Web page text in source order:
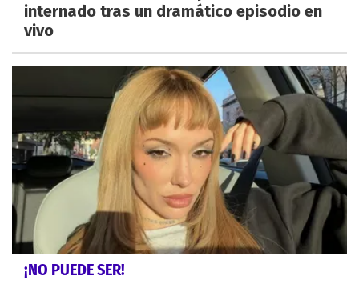
internado tras un dramático episodio en
vivo
¡NO PUEDE SER!